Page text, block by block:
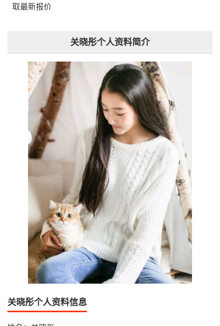
取最新报价
关晓彤个人资料简介
关晓彤个人资料信息